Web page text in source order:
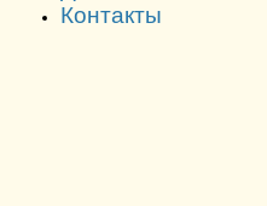
Контакты